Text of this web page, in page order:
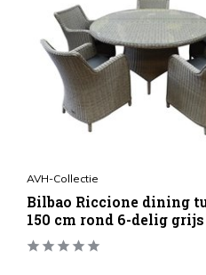
AVH-Collectie
Bilbao Riccione dining
150 cm rond 6-delig grijs